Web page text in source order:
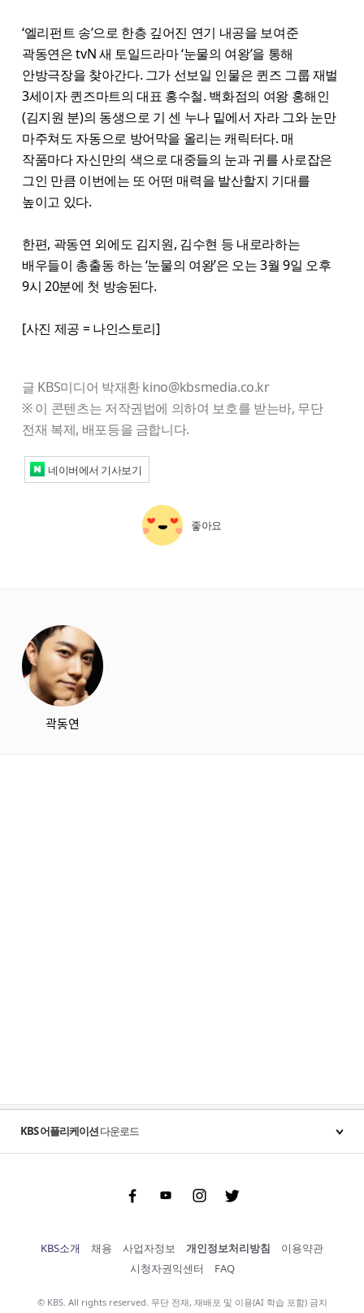
‘엘리펀트 송’으로 한층 깊어진 연기 내공을 보여준
곽동연은 tvN 새 토일드라마 ‘눈물의 여왕’을 통해
안방극장을 찾아간다. 그가 선보일 인물은 퀸즈 그룹 재벌
3세이자 퀸즈마트의 대표 홍수철. 백화점의 여왕 홍해인
(김지원 분)의 동생으로 기 센 누나 밑에서 자라 그와 눈만
마주쳐도 자동으로 방어막을 올리는 캐릭터다. 매
작품마다 자신만의 색으로 대중들의 눈과 귀를 사로잡은
그인 만큼 이번에는 또 어떤 매력을 발산할지 기대를
높이고 있다.
한편, 곽동연 외에도 김지원, 김수현 등 내로라하는
배우들이 총출동 하는 ‘눈물의 여왕’은 오는 3월 9일 오후
9시 20분에 첫 방송된다.
[사진 제공 = 나인스토리]
글 KBS미디어 박재환 kino@kbsmedia.co.kr
※ 이 콘텐츠는 저작권법에 의하여 보호를 받는바, 무단
전재 복제, 배포등을 금합니다.
네이버에서 기사보기
좋아요
곽동연
KBS 어플리케이션다운로드
FacebookYoutubeInstgram Twitter
KBS소개 채용 사업자정보 개인정보처리방침
이용약관
시청자권익센터
FAQ
© KBS. All rights reserved. 무단 전재, 재배포 및 이용(AI 학습 포함) 금지